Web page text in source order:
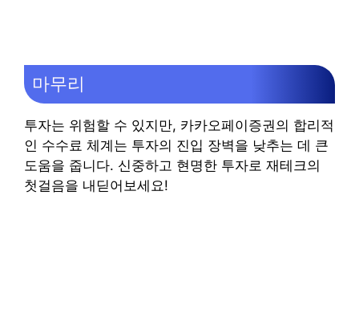
마무리
투자는 위험할 수 있지만, 카카오페이증권의 합리적
인 수수료 체계는 투자의 진입 장벽을 낮추는 데 큰
도움을 줍니다. 신중하고 현명한 투자로 재테크의
첫걸음을 내딛어보세요!